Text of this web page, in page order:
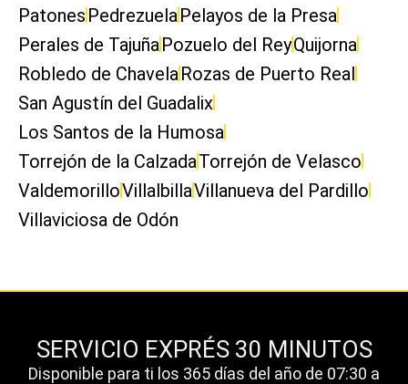
Patones Pedrezuela Pelayos de la Presa
Perales de Tajuña Pozuelo del ReyQuijorna
Robledo de Chavela Rozas de Puerto Real
San Agustín del Guadalix
Los Santos de la Humosa
Torrejón de la CalzadaTorrejón de Velasco
ValdemorilloVillalbillaVillanueva del Pardillo
Villaviciosa de Odón
SERVICIO EXPRÉS 30 MINUTOS
Disponible para ti los 365 días del año de 07:30 a